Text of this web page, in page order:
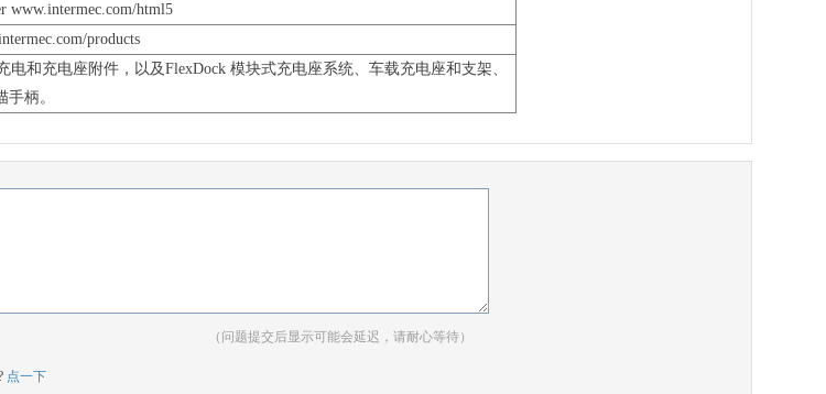
www.intermec.com/html5
products
电和充电座附件，以及FlexDock 模块式充电座系统、车载充电座和支架、
柄。
（问题提交后显示可能会延迟，请耐心等待）
点一下